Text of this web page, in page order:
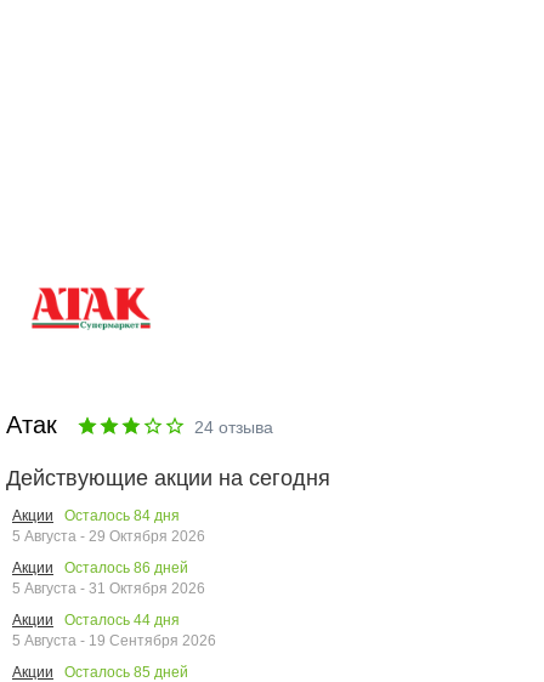
Атак 24 отзыва
Действующие акции на сегодня
Акции Осталось 84 дня
5 Августа - 29 Октября 2026
Акции
Осталось 86 дней
5 Августа - 31 Октября 2026
Акции
Осталось 44 дня
5 Августа - 19 Сентября 2026
Акции
Осталось 85 дней